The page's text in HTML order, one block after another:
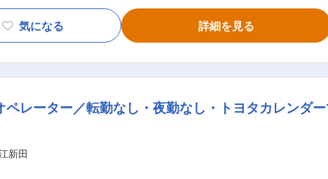
けてきているという実績の賜物です。 そしてその物件を高品
傾向です ・土日祝日休みの年間休日127日です。着工時、完
とれる環境です。 ・フレックス制を採用しており、残業が長
用意しています。 ◇帰省旅費（月1回往復分）＋家族行事の際
気になる 詳細を見る
ペレーター／転勤なし・夜勤なし・トヨタカレンダ
新田